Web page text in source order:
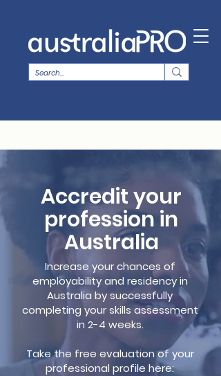
Accredit your
profession in
Australia
Increase your chances of
employability and residency in
Australia by successfully
completing your skills assessment
in 2-4 weeks.
Take the free evaluation of your
professional profile here: